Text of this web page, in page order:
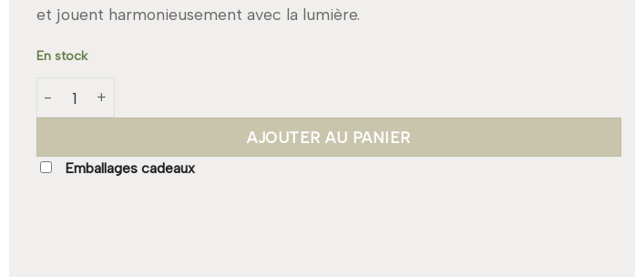
et jouent harmonieusement avec la lumière.
En stock
AJOUTER AU PANIER
Emballages cadeaux